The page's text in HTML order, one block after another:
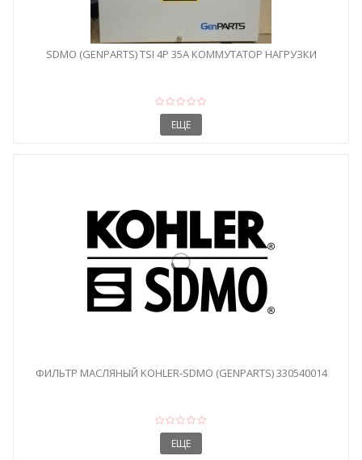
SDMO (GENPARTS) TSI 4P 35A КОММУТАТОР НАГРУЗКИ
ЕЩЕ
ФИЛЬТР МАСЛЯНЫЙ KOHLER-SDMO (GENPARTS) 330540014
ЕЩЕ